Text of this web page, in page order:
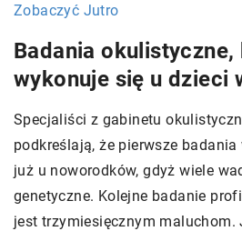
Zobaczyć Jutro
Badania okulistyczne,
wykonuje się u dzieci
Specjaliści z gabinetu
podkreślają, że pierwsze
już u noworodków, gdyż wiele
genetyczne. Kolejne badanie
jest trzymiesięcznym maluchom.